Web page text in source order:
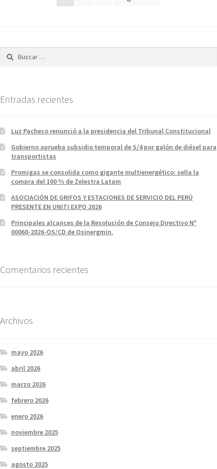
Buscar:
Entradas recientes
Luz Pacheco renunció a la presidencia del Tribunal Constitucional
Gobierno aprueba subsidio temporal de S/4 por galón de diésel para
transportistas
Promigas se consolida como gigante multienergético: sella la
compra del 100 % de Zelestra Latam
ASOCIACIÓN DE GRIFOS Y ESTACIONES DE SERVICIO DEL PERÚ
PRESENTE EN UNITI EXPO 2026
Principales alcances de la Resolución de Consejo Directivo Nº
00060-2026-OS/CD de Osinergmin.
Comentarios recientes
Archivos
mayo 2026
abril 2026
marzo 2026
febrero 2026
enero 2026
noviembre 2025
septiembre 2025
agosto 2025